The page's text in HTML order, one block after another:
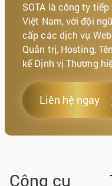
SOTA là công ty
Việt Nam, với đội
cấp các dịch vụ
Quản trị, Hosting,
kế Định vị Thương
Liên hệ ngay
Công cụ